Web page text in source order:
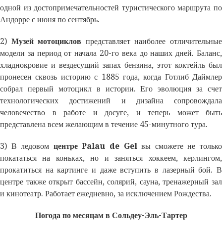
одной из достопримечательностей туристического маршрута по
Андорре с июня по сентябрь.
2) Музей мотоциклов представляет наиболее отличительные
модели за период от начала 20-го века до наших дней. Баланс,
хладнокровие и вездесущий запах бензина, этот коктейль был
пронесен сквозь историю с 1885 года, когда Готлиб Даймлер
собрал первый мотоцикл в истории. Его эволюция за счет
технологических достижений и дизайна сопровождала
человечество в работе и досуге, и теперь может быть
представлена всем желающим в течение 45-минутного тура.
3) В ледовом центре Palau de Gelвы сможете не только
покататься на коньках, но и заняться хоккеем, керлингом,
прокатиться на картинге и даже вступить в лазерный бой. В
центре также открыт бассейн, солярий, сауна, тренажерный зал
и кинотеатр. Работает ежедневно, за исключением Рождества.
Погода по месяцам в Сольдеу-Эль-Тартер